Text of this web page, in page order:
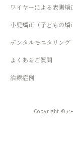
ワイヤーによる表側矯
小児矯正（子どもの矯
デンタルモニタリング
よくあるご質問
治療症例
Copyright ©ア